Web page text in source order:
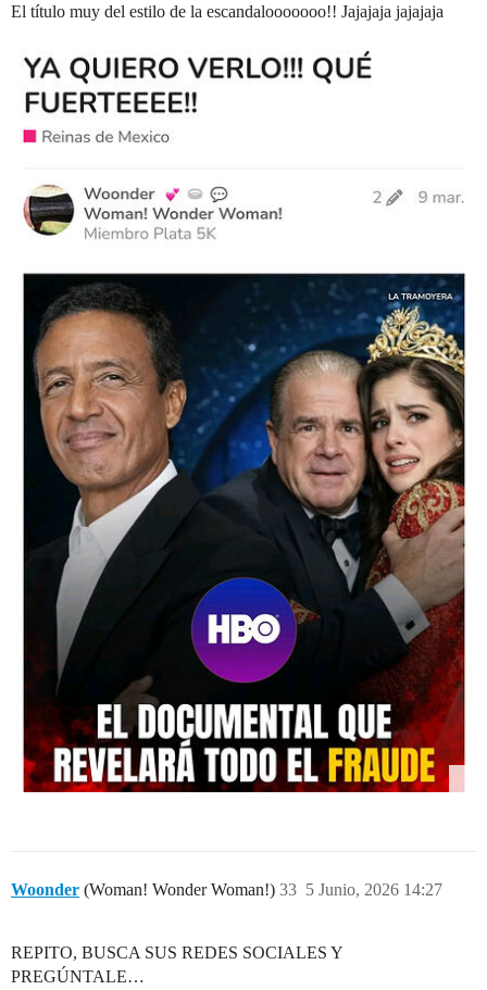
El título muy del estilo de la escandalooooooo!! Jajajaja jajajaja
Woonder (Woman! Wonder Woman!) 5 Junio, 2026 14:27
33
REPITO, BUSCA SUS REDES SOCIALES Y
PREGÚNTALE…